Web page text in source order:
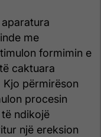
me
formimin e
caktuara
Kjo përmirëson
procesin
ndikojë
një ereksion